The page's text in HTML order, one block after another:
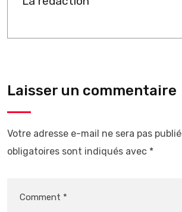
Laisser un commentaire
Votre adresse e-mail ne sera pas
obligatoires sont indiqués avec *